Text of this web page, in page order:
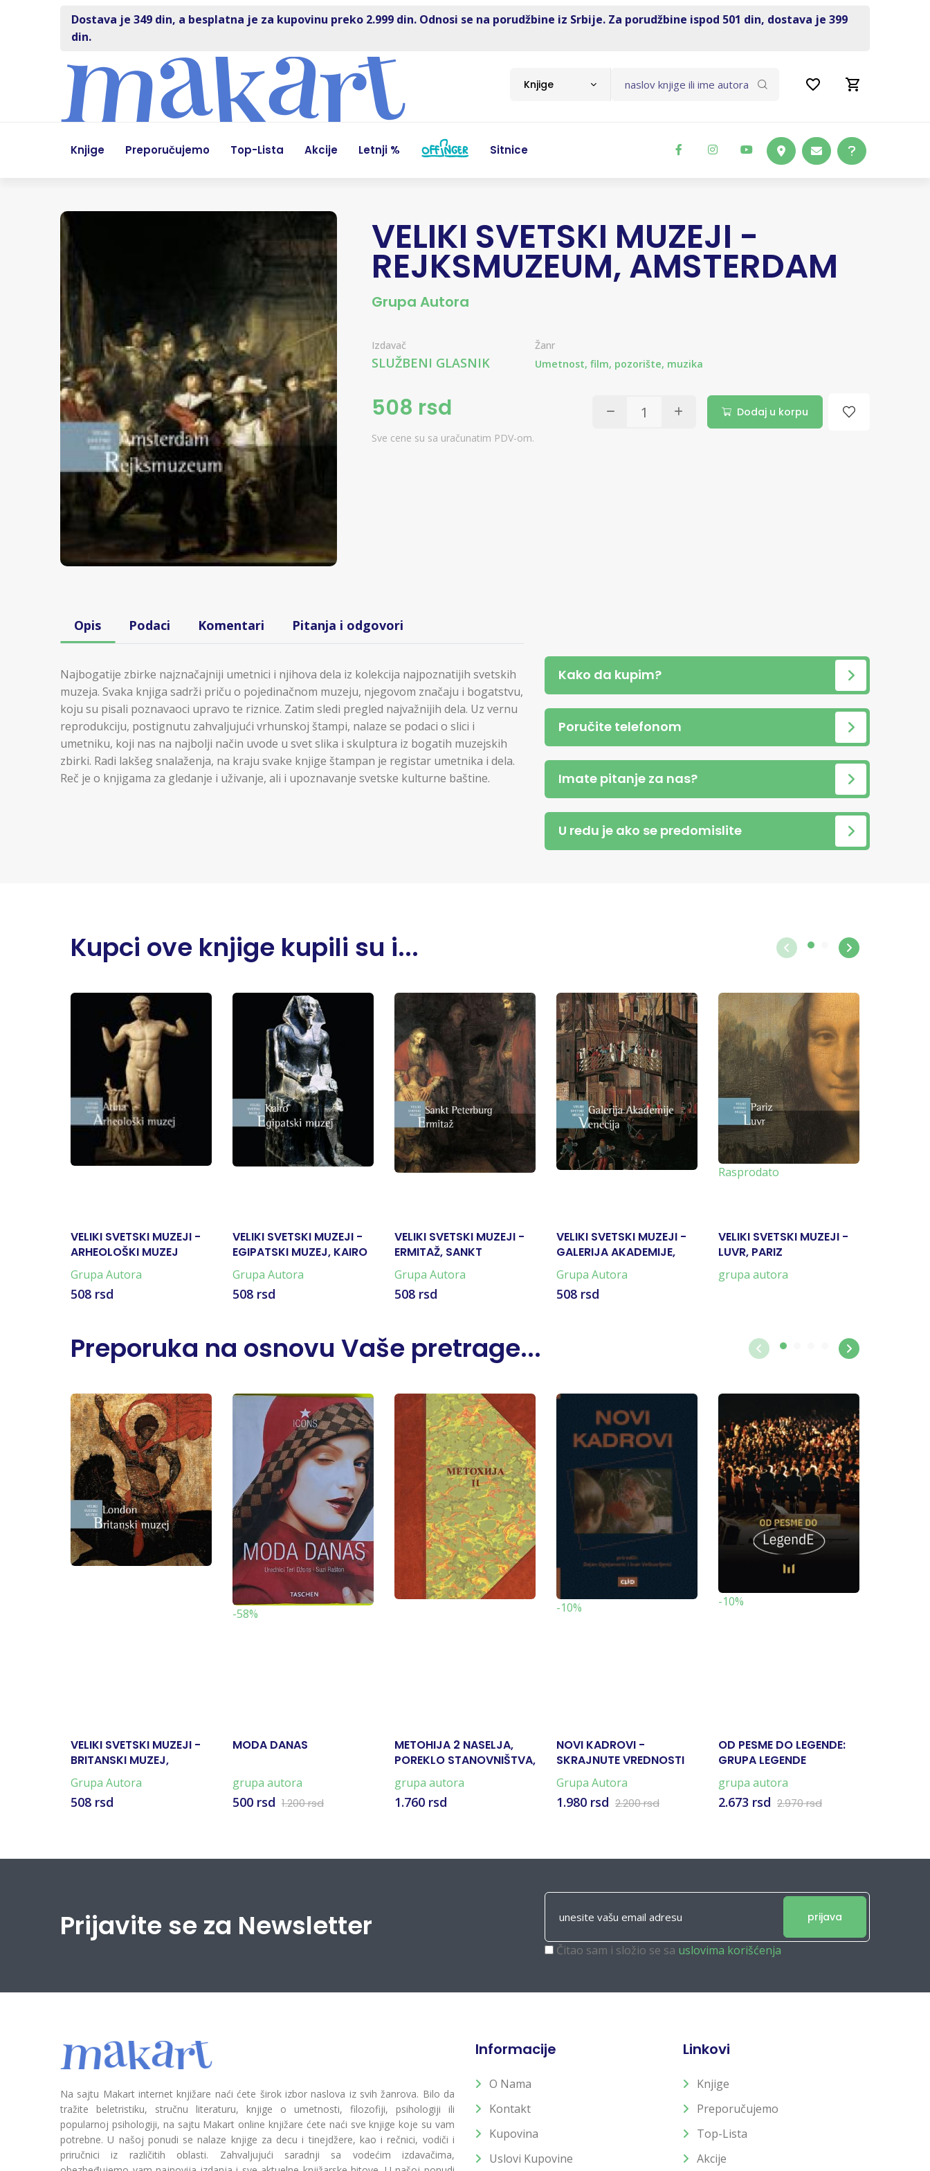
Dostava je 349 din, a besplatna je za kupovinu preko 2.999 din. Odnosi se na porudžbine iz Srbije. Za porudžbine ispod 501 din, dostava je 399
din.
Knjige
Knjige Preporučujemo Top-Lista Akcije Letnji % Sitnice
VELIKI SVETSKI MUZEJI -
REJKSMUZEUM, AMSTERDAM
Grupa Autora
Izdavač
SLUŽBENI GLASNIK
Žanr
Umetnost, film, pozorište, muzika
508 rsd Dodaj u korpu
Sve cene su sa uračunatim PDV-om.
Opis Podaci Komentari Pitanja i odgovori
Najbogatije zbirke najznačajniji umetnici i njihova dela iz kolekcija najpoznatijih svetskih
muzeja. Svaka knjiga sadrži priču o pojedinačnom muzeju, njegovom značaju i bogatstvu,
koju su pisali poznavaoci upravo te riznice. Zatim sledi pregled najvažnijih dela. Uz vernu
reprodukciju, postignutu zahvaljujući vrhunskoj štampi, nalaze se podaci o slici i
umetniku, koji nas na najbolji način uvode u svet slika i skulptura iz bogatih muzejskih
zbirki. Radi lakšeg snalaženja, na kraju svake knjige štampan je registar umetnika i dela.
Reč je o knjigama za gledanje i uživanje, ali i upoznavanje svetske kulturne baštine.
Kako da kupim?
Poručite telefonom
Imate pitanje za nas?
U redu je ako se predomislite
Kupci ove knjige kupili su i...
VELIKI SVETSKI MUZEJI -
ARHEOLOŠKI MUZEJ
ATINA
Grupa Autora
508 rsd
VELIKI SVETSKI MUZEJI -
EGIPATSKI MUZEJ, KAIRO
Grupa Autora
508 rsd
VELIKI SVETSKI MUZEJI -
ERMITAŽ, SANKT
PETERBURG
Grupa Autora
508 rsd
VELIKI SVETSKI MUZEJI -
GALERIJA AKADEMIJE,
VENECIJA
Grupa Autora
508 rsd
Rasprodato
VELIKI SVETSKI MUZEJI -
LUVR, PARIZ
grupa autora
Preporuka na osnovu Vaše pretrage...
VELIKI SVETSKI MUZEJI -
BRITANSKI MUZEJ,
LONDON
Grupa Autora
508 rsd
-58%
MODA DANAS
grupa autora
500 rsd 1.200 rsd
METOHIJA 2 NASELJA,
POREKLO STANOVNIŠTVA,
grupa autora
1.760 rsd
-10%
NOVI KADROVI -
SKRAJNUTE VREDNOSTI
SRPSKOG FILMA
Grupa Autora
1.980 rsd 2.200 rsd
-10%
OD PESME DO LEGENDE:
GRUPA LEGENDE
grupa autora
2.673 rsd 2.970 rsd
Prijavite se za Newsletter prijava
Čitao sam i složio se sa uslovima korišćenja
Na sajtu Makart internet knjižare naći ćete širok izbor naslova iz svih žanrova. Bilo da
tražite beletristiku, stručnu literaturu, knjige o umetnosti, filozofiji, psihologiji ili
popularnoj psihologiji, na sajtu Makart online knjižare ćete naći sve knjige koje su vam
potrebne. U našoj ponudi se nalaze knjige za decu i tinejdžere, kao i rečnici, vodiči i
priručnici iz različitih oblasti. Zahvaljujući saradnji sa vodećim izdavačima,
Informacije
O Nama
Kontakt
Kupovina
Uslovi Kupovine
Linkovi
Knjige
Preporučujemo
Top-Lista
Akcije